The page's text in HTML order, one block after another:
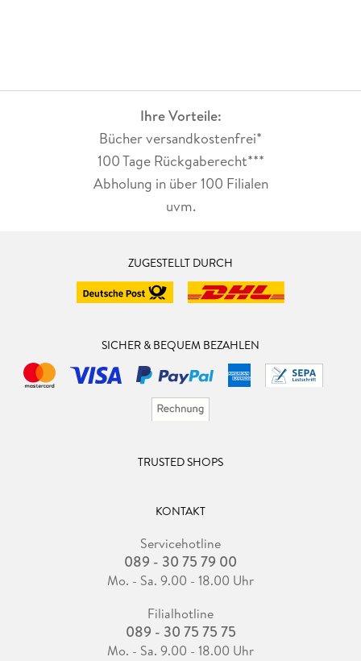
Ihre Vorteile:
Bücher versandkostenfrei*
100 Tage Rückgaberecht***
Abholung in über 100 Filialen
uvm.
ZUGESTELLT DURCH
SICHER & BEQUEM BEZAHLEN
TRUSTED SHOPS
KONTAKT
Servicehotline
089 - 30 75 79 00
Mo. - Sa. 9.00 - 18.00 Uhr
Filialhotline
089 - 30 75 75 75
Mo. - Sa. 9.00 - 18.00 Uhr